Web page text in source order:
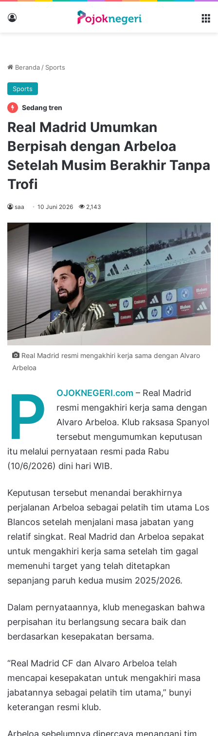
Beranda / Sports
Sports
Sedang tren
Real Madrid Umumkan
Berpisah dengan Arbeloa
Setelah Musim Berakhir Tanpa
Trofi
saa 10 Juni 2026 2,143
Real Madrid resmi mengakhiri kerja sama dengan Alvaro
Arbeloa
P OJOKNEGERI.com – Real Madrid
resmi mengakhiri kerja sama dengan
Alvaro Arbeloa. Klub raksasa Spanyol
tersebut mengumumkan keputusan
itu melalui pernyataan resmi pada Rabu
(10/6/2026) dini hari WIB.
Keputusan tersebut menandai berakhirnya
perjalanan Arbeloa sebagai pelatih tim utama Los
Blancos setelah menjalani masa jabatan yang
relatif singkat. Real Madrid dan Arbeloa sepakat
untuk mengakhiri kerja sama setelah tim gagal
memenuhi target yang telah ditetapkan
sepanjang paruh kedua musim 2025/2026.
Dalam pernyataannya, klub menegaskan bahwa
perpisahan itu berlangsung secara baik dan
berdasarkan kesepakatan bersama.
“Real Madrid CF dan Alvaro Arbeloa telah
mencapai kesepakatan untuk mengakhiri masa
jabatannya sebagai pelatih tim utama,” bunyi
keterangan resmi klub.
Arbeloa sebelumnya dipercaya menangani tim